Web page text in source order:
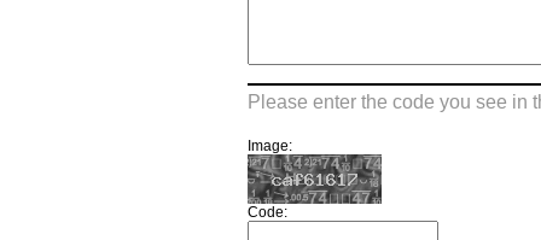
Please enter the code you see in
Image:
Code: